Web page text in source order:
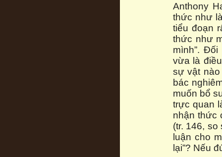
Anthony
thức như
tiểu đoạn
thức như
mình”.
vừa là
sự vật nào
bác
muốn bổ
trực quan
nhận thức
(tr. 146,
luận cho
lại”? Nếu